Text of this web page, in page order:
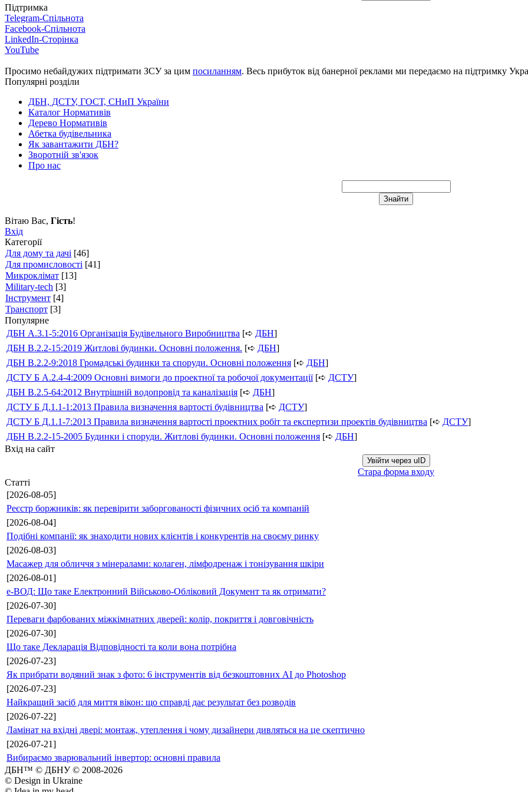
Підтримка
Telegram-Спільнота
Facebook-Спільнота
LinkedIn-Сторінка
YouTube
Просимо небайдужих підтримати ЗСУ за цим посиланням. Весь прибуток від банерної реклами ми передаємо на підтримку
Популярні розділи
ДБН, ДСТУ, ГОСТ, СНиП України
Каталог Нормативів
Дерево Нормативів
Абетка будівельника
Як завантажити ДБН?
Зворотній зв'язок
Про нас
Вітаю Вас, Гість!
Вхід
Категорії
Для дому та дачі [46]
Для промисловості [41]
Микроклімат [13]
Military-tech [3]
Інструмент [4]
Транспорт [3]
Популярне
ДБН А.3.1-5:2016 Організація Будівельного Виробництва [➪ ДБН]
ДБН В.2.2-15:2019 Житлові будинки. Основні положення. [➪ ДБН]
ДБН В.2.2-9:2018 Громадські будинки та споруди. Основні положення [➪ ДБН]
ДСТУ Б А.2.4-4:2009 Основні вимоги до проектної та робочої документації[➪ ДСТУ]
ДБН В.2.5-64:2012 Внутрішній водопровід та каналізація [➪ ДБН]
ДСТУ Б Д.1.1-1:2013 Правила визначення вартості будівництва [➪ ДСТУ]
ДСТУ Б Д.1.1-7:2013 Правила визначення вартості проектних робіт та експертизи проектів будівництва [➪ ДСТУ]
ДБН В.2.2-15-2005 Будинки і споруди. Житлові будинки. Основні положення [➪ ДБН]
Вхід на сайт
Увійти через uID
Стара форма входу
Статті
[2026-08-05]
Реєстр боржників: як перевірити заборгованості фізичних осіб та компаній
[2026-08-04]
Подібні компанії: як знаходити нових клієнтів і конкурентів на своєму ринку
[2026-08-03]
Масажер для обличчя з мінералами: колаген, лімфодренаж і тонізування шкіри
[2026-08-01]
е-ВОД: Що таке Електронний Військово-Обліковий Документ та як отримати?
[2026-07-30]
Переваги фарбованих міжкімнатних дверей: колір, покриття і довговічність
[2026-07-30]
Що таке Декларація Відповідності та коли вона потрібна
[2026-07-23]
Як прибрати водяний знак з фото: 6 інструментів від безкоштовних AI до Photoshop
[2026-07-23]
Найкращий засіб для миття вікон: що справді дає результат без розводів
[2026-07-22]
Ламінат на вхідні двері: монтаж, утеплення і чому дизайнери дивляться на це скептично
[2026-07-21]
Вибираємо зварювальний інвертор: основні правила
ДБН™ © ДБНУ © 2008-2026
© Design in Ukraine